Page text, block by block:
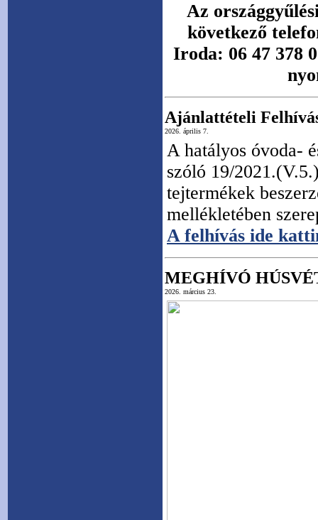
Az
következő
Iroda: 06 47 378
Ajánlattételi
2026. április 7.
A hatályos óvoda-
szóló 19/
tejtermékek
mellékletében
A felhívás ide
MEGHÍVÓ
2026. március 23.